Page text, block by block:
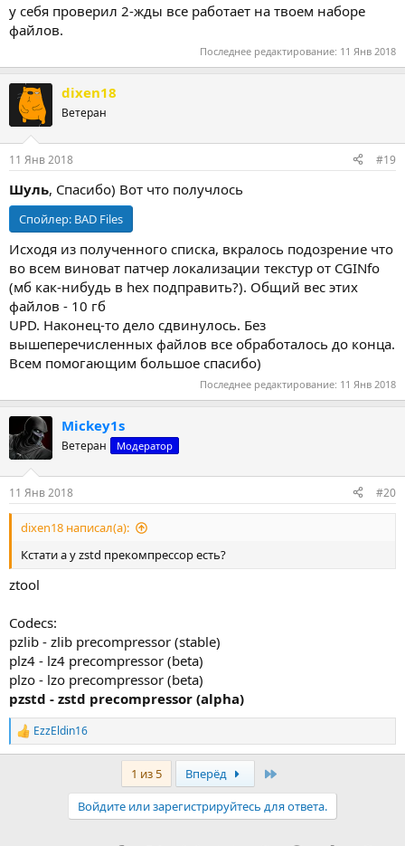
у себя проверил 2-жды все работает на твоем наборе
файлов.
Последнее редактирование: 11 Янв 2018
dixen18
Ветеран
11 Янв 2018 #19
Шуль, Спасибо) Вот что получлось
Спойлер: BAD Files
Исходя из полученного списка, вкралось подозрение что
во всем виноват патчер локализации текстур от CGINfo
(мб как-нибудь в hex подправить?). Общий вес этих
файлов - 10 гб
UPD. Наконец-то дело сдвинулось. Без
вышеперечисленных файлов все обработалось до конца.
Всем помогающим большое спасибо)
Последнее редактирование: 11 Янв 2018
Mickey1s
Ветеран Модератор
11 Янв 2018 #20
dixen18 написал(а):
Кстати а у zstd прекомпрессор есть?
ztool
Codecs:
pzlib - zlib precompressor (stable)
plz4 - lz4 precompressor (beta)
plzo - lzo precompressor (beta)
pzstd - zstd precompressor (alpha)
Р
е
EzzEldin16
1 из 5 Вперёд
Войдите или зарегистрируйтесь для ответа.